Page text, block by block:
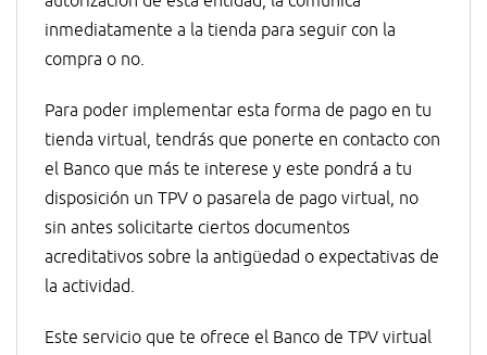
inmediatamente a la tienda para seguir con la
compra o no.
Para poder implementar esta forma de pago en tu
tienda virtual, tendrás que ponerte en contacto con
el Banco que más te interese y este pondrá a tu
disposición un TPV o pasarela de pago virtual, no
sin antes solicitarte ciertos documentos
acreditativos sobre la antigüedad o expectativas de
la actividad.
Este servicio que te ofrece el Banco de TPV virtual